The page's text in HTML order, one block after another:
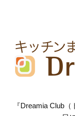
『Dreamia Club